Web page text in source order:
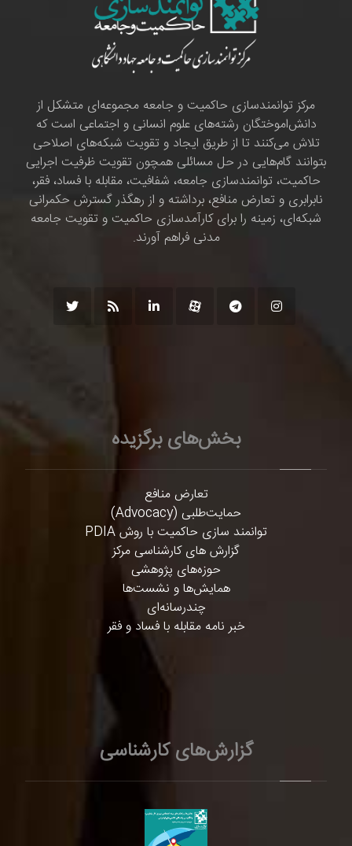
مرکز توانمندسازی حاکمیت و جامعه مجموعه‌ای متشکل از
دانش‌اموختگان رشته‌های علوم انسانی و اجتماعی است که
تلاش می‌کنند تا از طریق ایجاد و تقویت شبکه‌های اصلاحی
بتوانند گام‌هایی در حل مسائلی همچون تقویت ظرفیت اجرایی
حاکمیت، توانمندسازی جامعه، شفافیت، مقابله با فساد، فقر،
نابرابری و تعارض منافع، برداشته و از رهگذر گسترش حکمرانی
شبکه‌ای، زمینه را برای کارآمدسازی حاکمیت و تقویت جامعه
مدنی فراهم آورند.
بخش‌های برگزیده
تعارض منافع
حمایت‌طلبی (Advocacy)
توانمند سازی حاکمیت با روش PDIA
گزارش های کارشناسی مرکز
حوزه‌های پژوهشی
همایش‌ها و نشست‌ها
چندرسانه‌ای
خبر نامه مقابله با فساد و فقر
گزارش‌های کارشناسی